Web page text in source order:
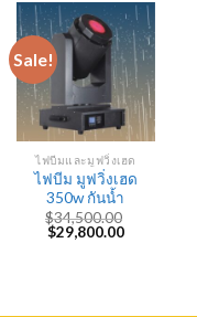
Sale!
ไฟบีมและมูฟวิ่งเฮด
ไฟบีม มูฟวิ่งเฮด
350w กันน้ำ
$34,500.00
Original
price
$29,800.00Current